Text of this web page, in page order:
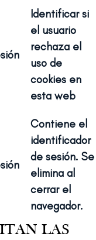
Identificar si
el usuario
rechaza el
uso de
cookies en
esta web
Contiene el
identificador
de sesión. Se
elimina al
cerrar el
navegador.
LAS